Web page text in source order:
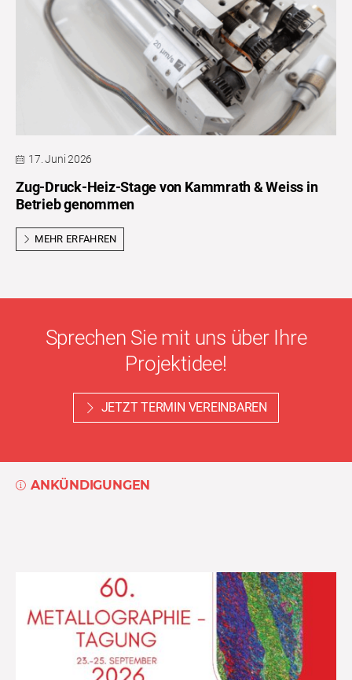
17. Juni 2026
Zug-Druck-Heiz-Stage von Kammrath & Weiss in
Betrieb genommen
MEHR ERFAHREN
Sprechen Sie mit uns über Ihre
Projektidee!
JETZT TERMIN VEREINBAREN
ANKÜNDIGUNGEN